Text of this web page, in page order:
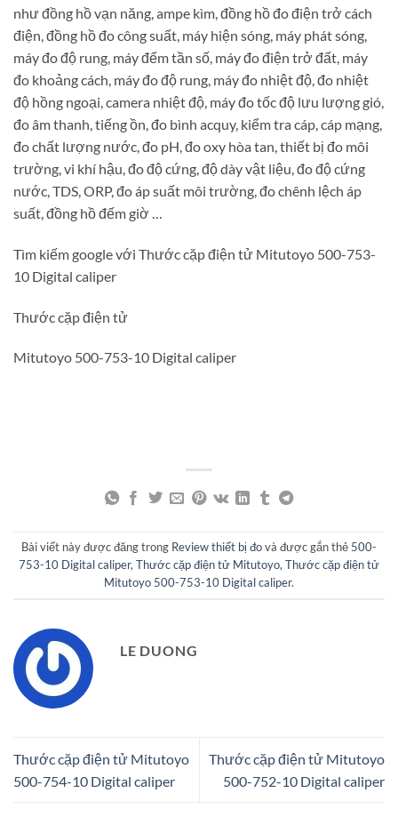
như đồng hồ vạn năng, ampe kìm, đồng hồ đo điện trở cách
điện, đồng hồ đo công suất, máy hiện sóng, máy phát sóng,
máy đo độ rung, máy đếm tần số, máy đo điện trở đất, máy
đo khoảng cách, máy đo độ rung, máy đo nhiệt độ, đo nhiệt
độ hồng ngoại, camera nhiệt độ, máy đo tốc độ lưu lượng gió,
đo âm thanh, tiếng ồn, đo bình acquy, kiểm tra cáp, cáp mạng,
đo chất lượng nước, đo pH, đo oxy hòa tan, thiết bị đo môi
trường, vi khí hậu, đo độ cứng, độ dày vật liệu, đo độ cứng
nước, TDS, ORP, đo áp suất môi trường, đo chênh lệch áp
suất, đồng hồ đếm giờ …
Tìm kiếm google với Thước cặp điện tử Mitutoyo 500-753-
10 Digital caliper
Thước cặp điện tử
Mitutoyo 500-753-10 Digital caliper
Bài viết này được đăng trong Review thiết bị đovà được gắn thẻ 500-
753-10 Digital caliper, Thước cặp điện tử Mitutoyo, Thước cặp điện tử
Mitutoyo 500-753-10 Digital caliper.
LE DUONG
Thước cặp điện tử Mitutoyo
500-754-10 Digital caliper
Thước cặp điện tử Mitutoyo
500-752-10 Digital caliper